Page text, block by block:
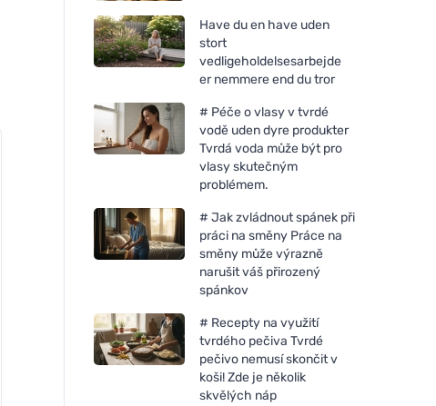
Ecoalf Princealf knit
sneakers man black
Pedag
GEL GEL STOP
Have du en have uden
stort
vedligeholdelsesarbejde
er nemmere end du tror
# Péče o vlasy v tvrdé
vodě uden dyre produkter
Tvrdá voda může být pro
vlasy skutečným
problémem.
# Jak zvládnout spánek při
práci na směny Práce na
směny může výrazně
narušit váš přirozený
spánkov
# Recepty na využití
tvrdého pečiva Tvrdé
pečivo nemusí skončit v
koši! Zde je několik
skvělých náp